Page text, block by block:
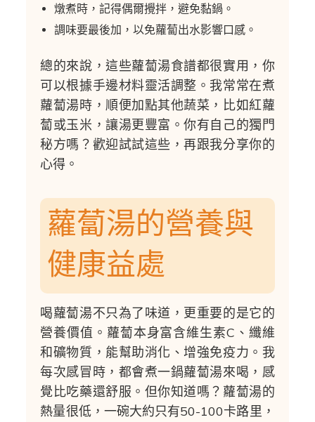
燉煮時，記得偶爾攪拌，避免黏鍋。
調味要最後加，以免蘿蔔出水影響口感。
總的來說，這些蘿蔔湯食譜都很實用，你
可以根據手邊材料靈活調整。我常常在煮
蘿蔔湯時，順便加點其他蔬菜，比如紅蘿
蔔或玉米，讓湯更豐富。你有自己的獨門
秘方嗎？歡迎試試這些，再跟我分享你的
心得。
蘿蔔湯的營養與
健康益處
喝蘿蔔湯不只為了味道，更重要的是它的
營養價值。蘿蔔本身富含維生素C、纖維
和礦物質，能幫助消化、增強免疫力。我
每次感冒時，都會煮一鍋蘿蔔湯來喝，感
覺比吃藥還舒服。但你知道嗎？蘿蔔湯的
熱量很低，一碗大約只有50-100卡路里，